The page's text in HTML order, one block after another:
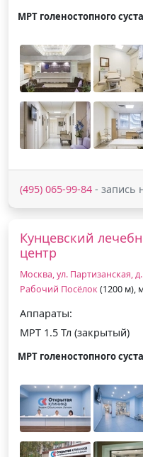
МРТ голеностопного
(495) 065-99-84 - запись
Кунцевский
центр
Москва, ул. Партизанская, д.
Рабочий Посёлок(1200 м),
Аппараты:
МРТ 1.5 Тл (закрытый)
МРТ голеностопного